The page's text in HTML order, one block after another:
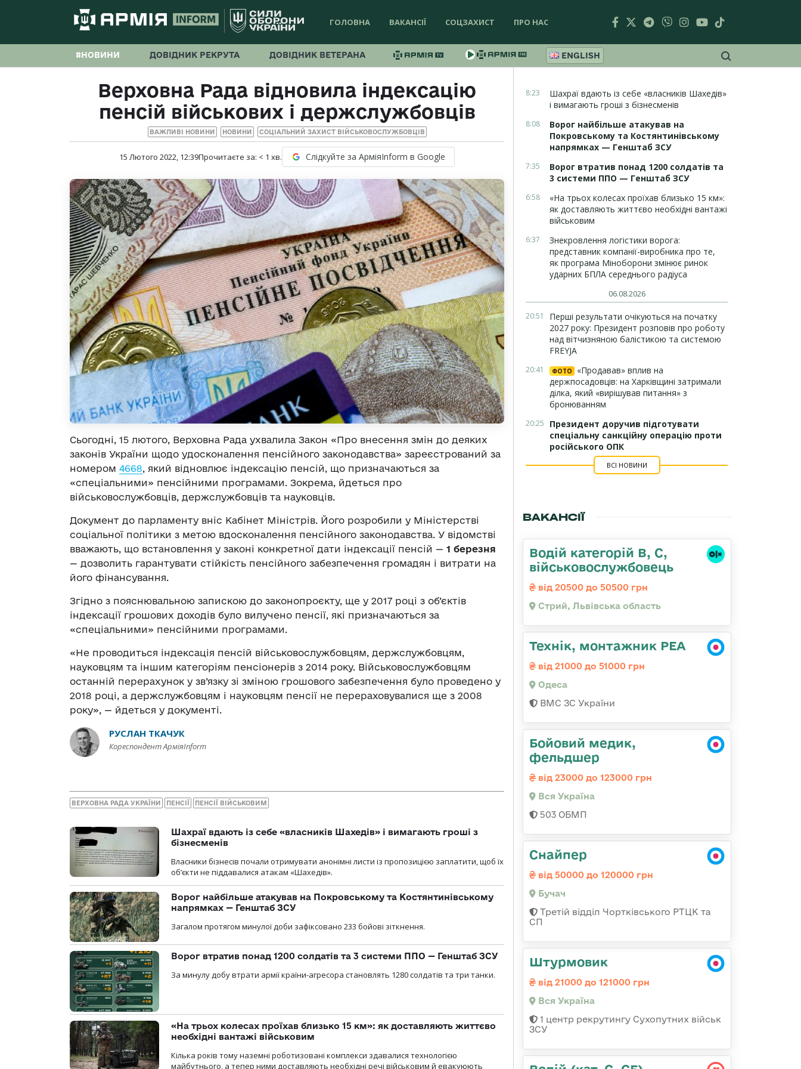
ГОЛОВНА ВАКАНСІЇ СОЦЗАХИСТ ПРО НАС
#НОВИНИ ДОВІДНИК РЕКРУТА ДОВІДНИК ВЕТЕРАНА ENGLISH
Верховна Рада відновила індексацію
пенсій військових і держслужбовців
ВАЖЛИВІ НОВИНИ НОВИНИ СОЦІАЛЬНИЙ ЗАХИСТ ВІЙСЬКОВОСЛУЖБОВЦІВ
15 Лютого 2022, 12:39Прочитаєте за: < 1 хв. Слідкуйте за АрміяInform в Google
Сьогодні, 15 лютого, Верховна Рада ухвалила Закон «Про внесення змін до деяких
законів України щодо удосконалення пенсійного законодавства» зареєстрований за
номером 4668, який відновлює індексацію пенсій, що призначаються за
«спеціальними» пенсійними програмами. Зокрема, йдеться про
військовослужбовців, держслужбовців та науковців.
Документ до парламенту вніс Кабінет Міністрів. Його розробили у Міністерстві
соціальної політики з метою вдосконалення пенсійного законодавства. У відомстві
вважають, що встановлення у законі конкретної дати індексації пенсій — 1 березня
— дозволить гарантувати стійкість пенсійного забезпечення громадян і витрати на
його фінансування.
Згідно з пояснювальною запискою до законопроєкту, ще у 2017 році з об’єктів
індексації грошових доходів було вилучено пенсії, які призначаються за
«спеціальними» пенсійними програмами.
«Не проводиться індексація пенсій військовослужбовцям, держслужбовцям,
науковцям та іншим категоріям пенсіонерів з 2014 року. Військовослужбовцям
останній перерахунок у зв’язку зі зміною грошового забезпечення було проведено у
2018 році, а держслужбовцям і науковцям пенсії не перераховувалися ще з 2008
року», — йдеться у документі.
РУСЛАН ТКАЧУК
Кореспондент АрміяInform
ВЕРХОВНА РАДА УКРАЇНИ ПЕНСІЇ ПЕНСІЇ ВІЙСЬКОВИМ
Шахраї вдають із себе «власників Шахедів» і вимагають гроші з
бізнесменів
Власники бізнесів почали отримувати анонімні листи із пропозицією заплатити, щоб їх
об’єкти не піддавалися атакам «Шахедів».
Ворог найбільше атакував на Покровському та Костянтинівському
напрямках — Генштаб ЗСУ
Загалом протягом минулої доби зафіксовано 233 бойові зіткнення.
Ворог втратив понад 1200 солдатів та 3 системи ППО — Генштаб ЗСУ
За минулу добу втрати армії країни-агресора становлять 1280 солдатів та три танки.
«На трьох колесах проїхав близько 15 км»: як доставляють життєво
необхідні вантажі військовим
Кілька років тому наземні роботизовані комплекси здавалися технологією
майбутнього, а тепер ними доставляють необхідні речі військовим й евакуюють
8:23
Шахраї вдають із себе «власників Шахедів»
і вимагають гроші з бізнесменів
8:08
Ворог найбільше атакував на
Покровському та Костянтинівському
напрямках — Генштаб ЗСУ
7:35
Ворог втратив понад 1200 солдатів та
3 системи ППО — Генштаб ЗСУ
6:58
«На трьох колесах проїхав близько 15 км»:
як доставляють життєво необхідні вантажі
військовим
6:37
Знекровлення логістики ворога:
представник компанії-виробника про те,
як програма Міноборони змінює ринок
ударних БПЛА середнього радіуса
06.08.2026
20:51
Перші результати очікуються на початку
2027 року: Президент розповів про роботу
над вітчизняною балістикою та системою
FREYJA
20:41 ФОТО
«Продавав» вплив на
держпосадовців: на Харківщині затримали
ділка, який «вирішував питання» з
бронюванням
20:25
Президент доручив підготувати
спеціальну санкційну операцію проти
російського ОПК
ВСІ НОВИНИ
ВАКАНСІЇ
Водій категорій B, C,
військовослужбовець
від 20500 до 50500 грн
Стрий, Львівська область
Технік, монтажник РЕА
від 21000 до 51000 грн
Одеса
ВМС ЗС України
Бойовий медик,
фельдшер
від 23000 до 123000 грн
Вся Україна
503 ОБМП
Снайпер
від 50000 до 120000 грн
Бучач
Третій відділ Чортківського РТЦК та
СП
Штурмовик
від 21000 до 121000 грн
Вся Україна
1 центр рекрутингу Сухопутних військ
ЗСУ